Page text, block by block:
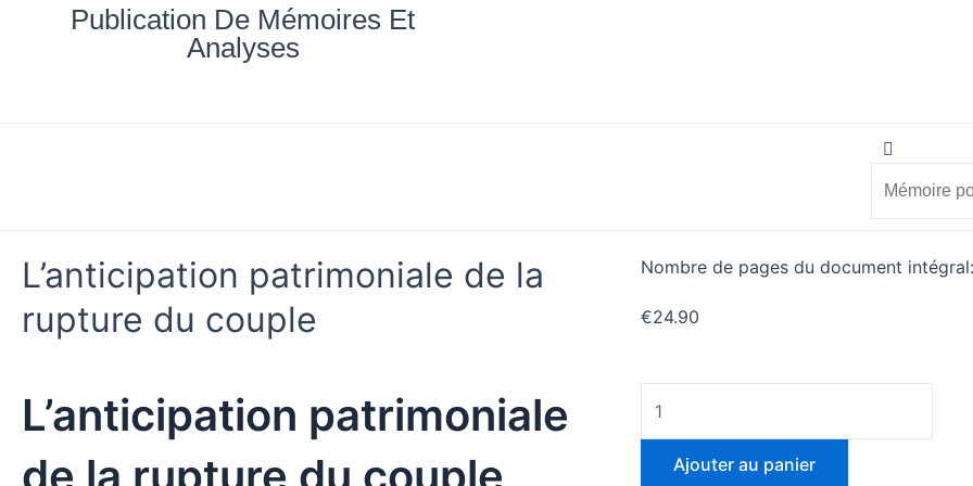
Publication De Mémoires Et
Analyses
Search
L’anticipation patrimoniale de la
rupture du couple
L’anticipation patrimoniale
de la rupture du couple
Nombre de pages du document
€24.90
de
patrimoniale
Ajouter au panier